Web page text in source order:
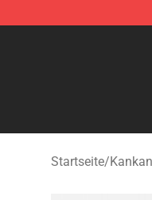
Startseite/